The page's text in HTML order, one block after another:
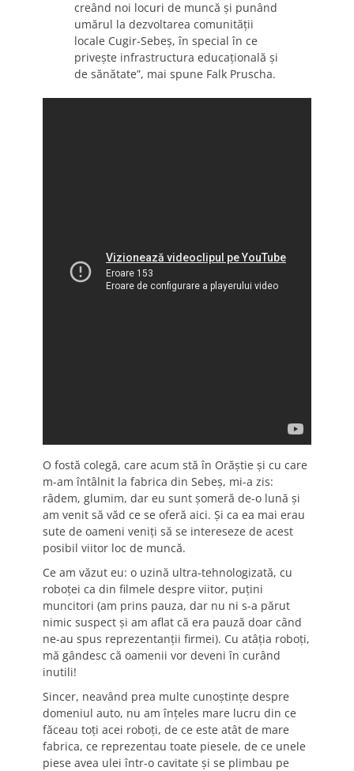
creând noi locuri de muncă și punând
umărul la dezvoltarea comunității
locale Cugir-Sebeș, în special în ce
privește infrastructura educațională și
de sănătate”, mai spune Falk Pruscha.
O fostă colegă, care acum stă în Orăștie și cu care
m-am întâlnit la fabrica din Sebeș, mi-a zis:
râdem, glumim, dar eu sunt șomeră de-o lună și
am venit să văd ce se oferă aici. Și ca ea mai erau
sute de oameni veniți să se intereseze de acest
posibil viitor loc de muncă.
Ce am văzut eu: o uzină ultra-tehnologizată, cu
roboței ca din filmele despre viitor, puțini
muncitori (am prins pauza, dar nu ni s-a părut
nimic suspect și am aflat că era pauză doar când
ne-au spus reprezentanții firmei). Cu atâția roboți,
mă gândesc că oamenii vor deveni în curând
inutili!
Sincer, neavând prea multe cunoștințe despre
domeniul auto, nu am înțeles mare lucru din ce
făceau toți acei roboți, de ce este atât de mare
fabrica, ce reprezentau toate piesele, de ce unele
piese avea ulei într-o cavitate și se plimbau pe